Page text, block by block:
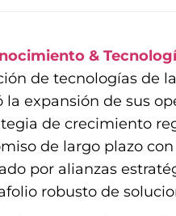
&
de tecnologías de
la expansión de sus
de crecimiento
de largo plazo
por alianzas
robusto de